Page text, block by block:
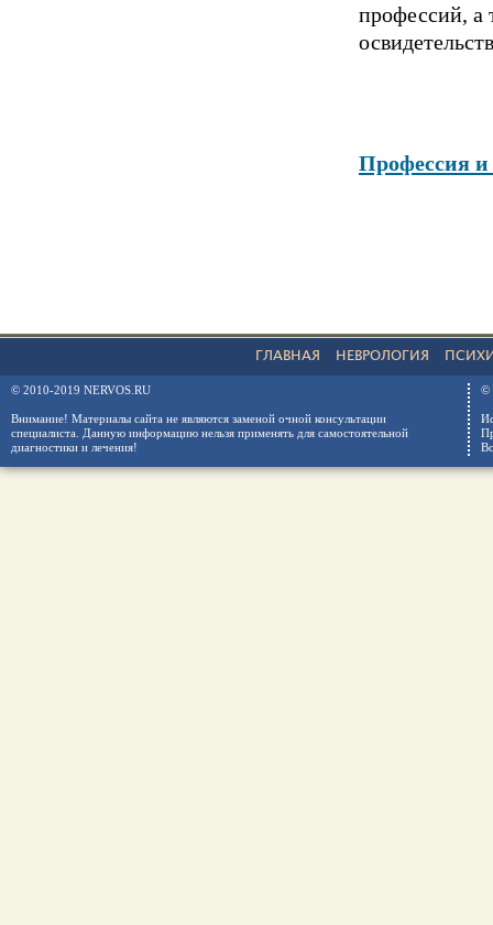
профессий, а
Профессия и
ГЛАВНАЯ НЕВРОЛОГИЯ
© 2010-2019 NERVOS.RU
Внимание! Материалы сайта не являются заменой очной консультации
специалиста. Данную информацию нельзя применять для самостоятельной
диагностики и лечения!
©